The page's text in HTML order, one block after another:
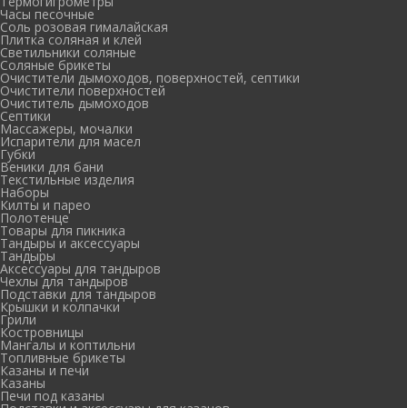
Часы песочные
Соль розовая гималайская
Плитка соляная и клей
Светильники соляные
Соляные брикеты
Очистители дымоходов, поверхностей, септики
Очистители поверхностей
Очиститель дымоходов
Септики
Массажеры, мочалки
Испарители для масел
Губки
Веники для бани
Текстильные изделия
Наборы
Килты и парео
Полотенце
Товары для пикника
Тандыры и аксессуары
Тандыры
Аксессуары для тандыров
Чехлы для тандыров
Подставки для тандыров
Крышки и колпачки
Грили
Костровницы
Мангалы и коптильни
Топливные брикеты
Казаны и печи
Казаны
Печи под казаны